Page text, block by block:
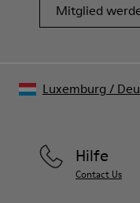
Mitglied
Hilfe
Contact Us
Luxemburg /